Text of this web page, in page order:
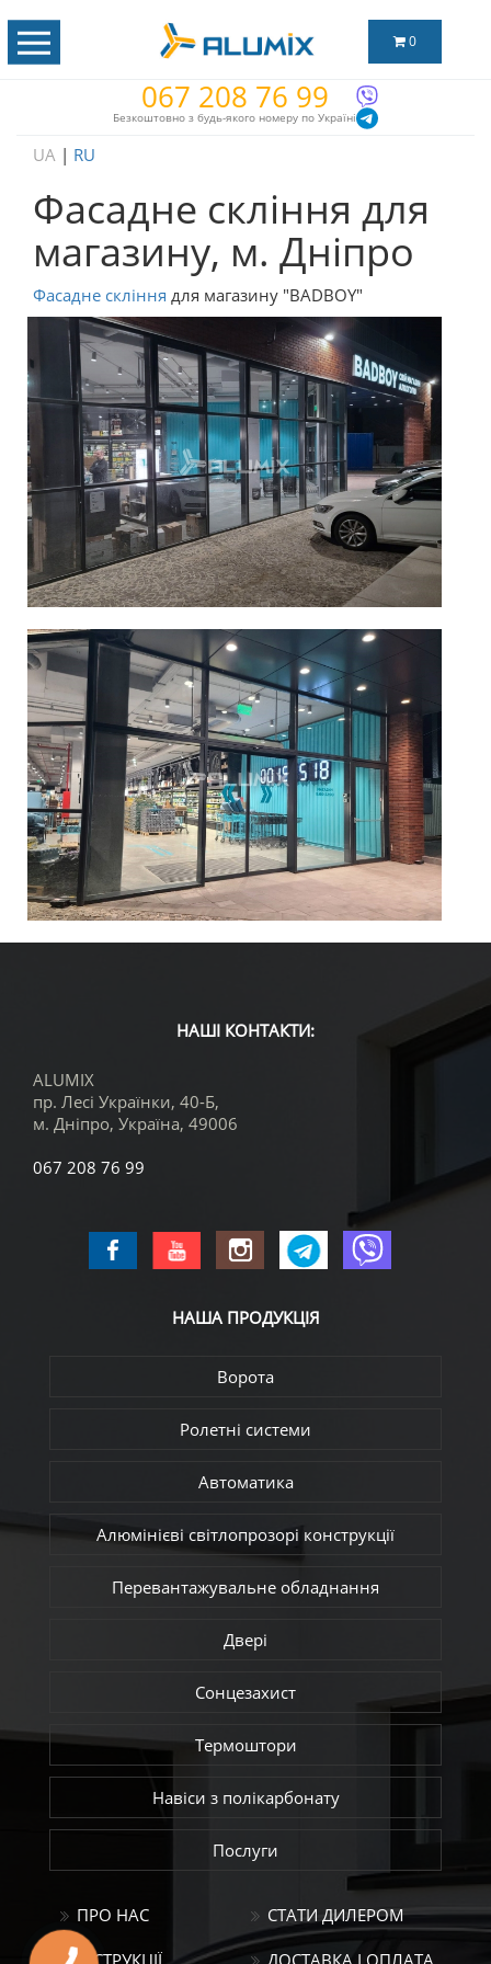
0
067 208 76 99
Безкоштовно з будь-якого номеру по Україні
UA | RU
Фасадне скління для
магазину, м. Дніпро
Фасадне скління для магазину "BADBOY"
НАШІ КОНТАКТИ:
ALUMIX
пр. Лесі Українки, 40-Б,
м. Дніпро, Україна, 49006
067 208 76 99
НАША ПРОДУКЦІЯ
Ворота
Ролетні системи
Автоматика
Алюмінієві світлопрозорі конструкції
Перевантажувальне обладнання
Двері
Сонцезахист
Термоштори
Навіси з полікарбонату
Послуги
ПРО НАС СТАТИ ДИЛЕРОМ